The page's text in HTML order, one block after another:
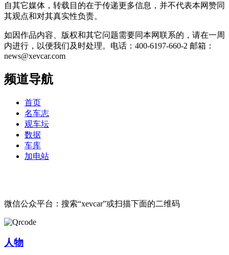
自其它媒体，转载目的在于传递更多信息，并不代表本网赞同
其观点和对其真实性负责。
如因作品内容、版权和其它问题需要同本网联系的，请在一周
内进行，以便我们及时处理。电话：400-6197-660-2 邮箱：
news@xevcar.com
频道导航
首页
名车志
观车坛
数据
车库
加电站
微信公众平台：搜索“xevcar”或扫描下面的二维码
人物